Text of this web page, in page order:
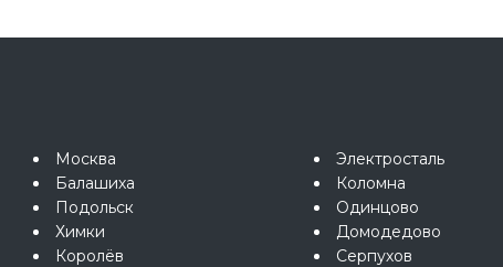
Москва
Балашиха
Подольск
Химки
Королёв
Электросталь
Коломна
Одинцово
Домодедово
Серпухов